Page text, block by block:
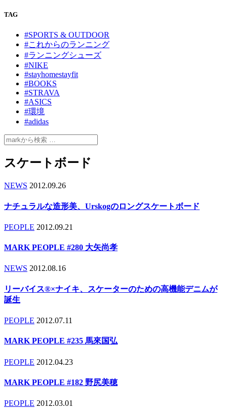
TAG
#SPORTS & OUTDOOR
#これからのランニング
#ランニングシューズ
#NIKE
#stayhomestayfit
#BOOKS
#STRAVA
#ASICS
#環境
#adidas
スケートボード
NEWS 2012.09.26
ナチュラルな造形美、Urskogのロングスケートボード
PEOPLE 2012.09.21
MARK PEOPLE #280 大矢尚孝
NEWS 2012.08.16
リーバイス®×ナイキ、スケーターのための高機能デニムが
誕生
PEOPLE 2012.07.11
MARK PEOPLE #235 馬來国弘
PEOPLE 2012.04.23
MARK PEOPLE #182 野尻美穂
PEOPLE 2012.03.01